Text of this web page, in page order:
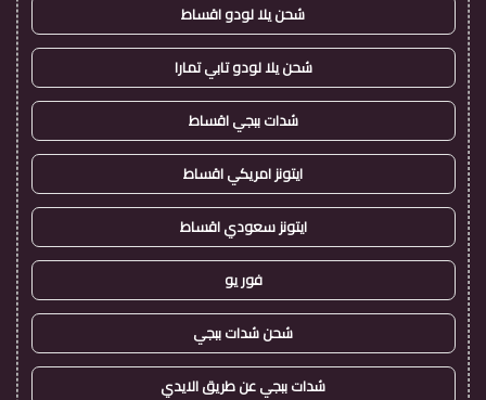
شحن يلا لودو اقساط
شحن يلا لودو تابي تمارا
شدات ببجي اقساط
ايتونز امريكي اقساط
ايتونز سعودي اقساط
فور يو
شحن شدات ببجي
شدات ببجي عن طريق الايدي